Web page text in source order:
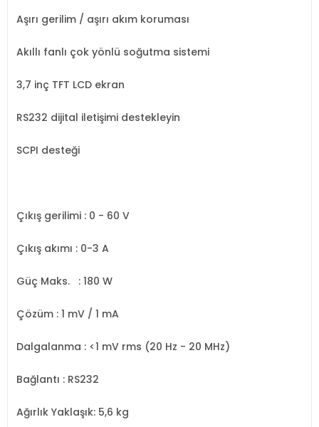
Aşırı gerilim / aşırı akım koruması
Akıllı fanlı çok yönlü soğutma sistemi
3,7 inç TFT LCD ekran
RS232 dijital iletişimi destekleyin
SCPI desteği
Çıkış gerilimi : 0 - 60 V
Çıkış akımı : 0-3 A
Güç Maks. : 180 W
Çözüm : 1 mV / 1 mA
Dalgalanma : <1 mV rms (20 Hz - 20 MHz)
Bağlantı : RS232
Ağırlık Yaklaşık: 5,6 kg